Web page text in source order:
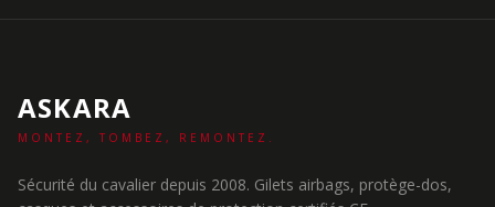
ASKARA
MONTEZ, TOMBEZ, REMONTEZ.
Sécurité du cavalier depuis 2008. Gilets airbags, protège-dos,